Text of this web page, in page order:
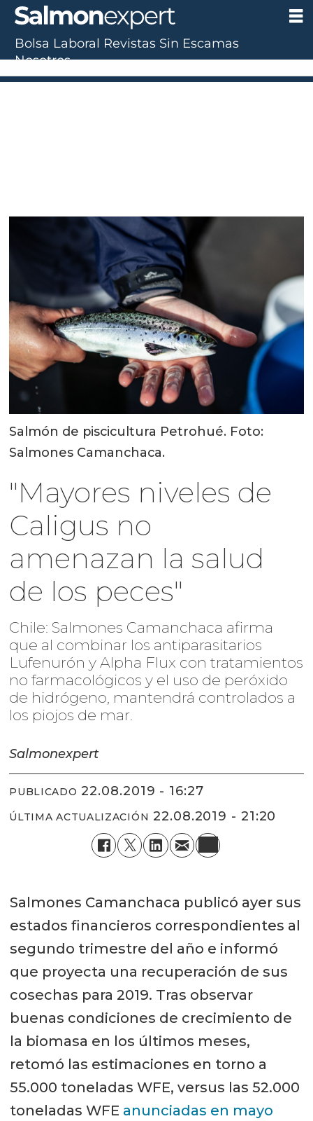
Salmón de piscicultura Petrohué. Foto:
Salmones Camanchaca.
"Mayores niveles de
Caligus no
amenazan la salud
de los peces"
Chile: Salmones Camanchaca afirma
que al combinar los antiparasitarios
Lufenurón y Alpha Flux con tratamientos
no farmacológicos y el uso de peróxido
de hidrógeno, mantendrá controlados a
los piojos de mar.
Salmonexpert
PUBLICADO 22.08.2019 - 16:27
ÚLTIMA ACTUALIZACIÓN 22.08.2019 - 21:20
Salmones Camanchaca publicó ayer sus
estados financieros correspondientes al
segundo trimestre del año e informó
que proyecta una recuperación de sus
cosechas para 2019. Tras observar
buenas condiciones de crecimiento de
la biomasa en los últimos meses,
retomó las estimaciones en torno a
55.000 toneladas WFE, versus las 52.000
toneladas WFE anunciadas en mayo
Bolsa Laboral Revistas Sin Escamas
Nosotros